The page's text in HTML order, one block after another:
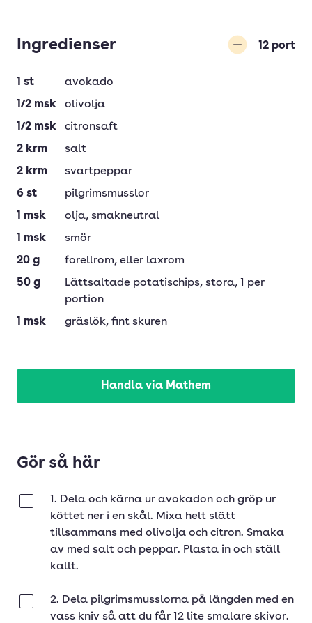
Ingredienser 12 port
1 st
avokado
1/2 msk
olivolja
1/2 msk
citronsaft
2 krm
salt
2 krm
svartpeppar
6 st
pilgrimsmusslor
1 msk olja, smakneutral
1 msk
smör
20 g forellrom, eller laxrom
50 g Lättsaltade potatischips, stora, 1 per
portion
1 msk gräslök, fint skuren
Handla via Mathem
Gör så här
1. Dela och kärna ur avokadon och gröp ur
köttet ner i en skål. Mixa helt slätt
tillsammans med olivolja och citron. Smaka
av med salt och peppar. Plasta in och ställ
kallt.
2. Dela pilgrimsmusslorna på längden med en
vass kniv så att du får 12 lite smalare skivor.